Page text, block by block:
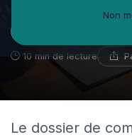
10 min de lecture
Le dossier de
Non